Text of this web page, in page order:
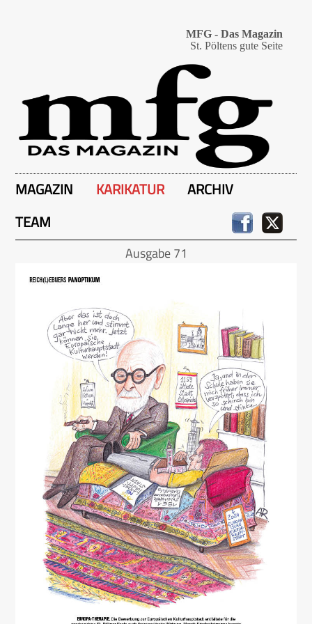
MFG - Das Magazin
St. Pöltens gute Seite
MAGAZIN KARIKATUR
ARCHIV
TEAM
Ausgabe 71